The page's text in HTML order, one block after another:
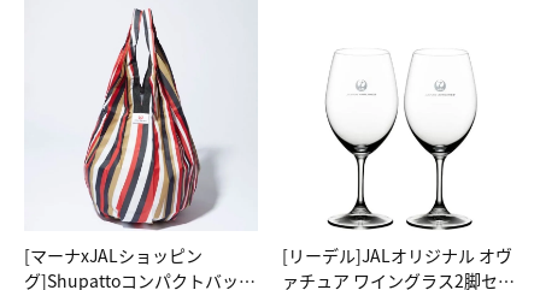
[マーナxJALショッピン
グ]Shupattoコンパクトバッグ
[リーデル]JALオリジナル オヴ
ァチュア ワイングラス2脚セッ